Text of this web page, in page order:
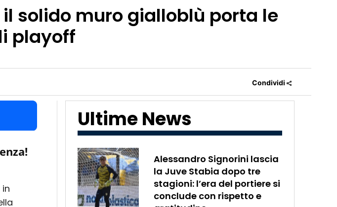
solido muro gialloblù porta le
playoff
Condividi
Ultime News
Alessandro Signorini lascia
la Juve Stabia dopo tre
stagioni: l’era del portiere si
conclude con rispetto e